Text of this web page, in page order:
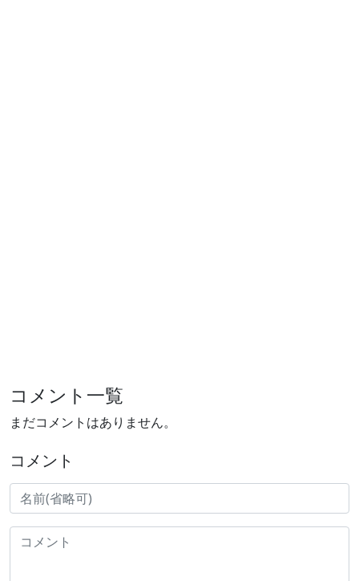
コメント一覧
まだコメントはありません。
コメント